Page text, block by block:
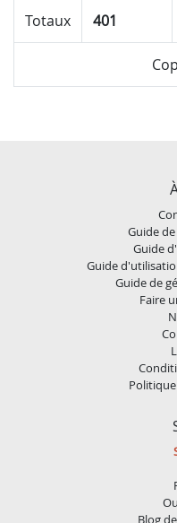
Totaux 401
Guide
Guide
Guide
Guide de
Faire
Blog